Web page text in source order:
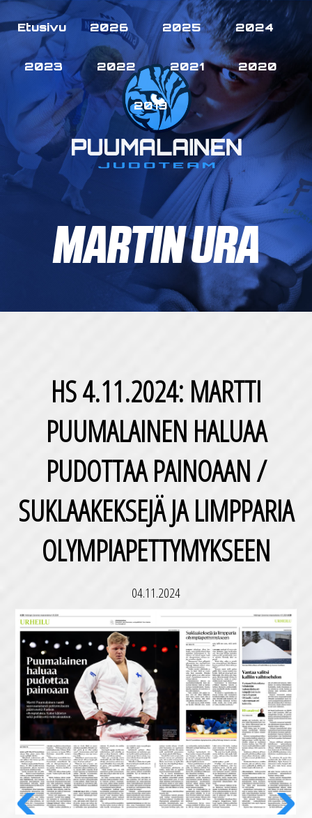
MARTIN URA
Etusivu 2026 2025 2024
2023 2022 2021 2020
2019
HS 4.11.2024: MARTTI
PUUMALAINEN HALUAA
PUDOTTAA PAINOAAN /
SUKLAAKEKSEJÄ JA LIMPPARIA
OLYMPIAPETTYMYKSEEN
04.11.2024